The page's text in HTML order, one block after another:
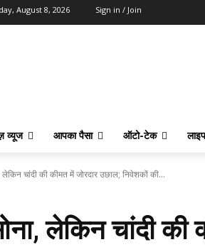
August 8, 2026 Sign in / Join
व्यूज आपका पैसा ऑटो-टेक
चांदी की कीमत में जोरदार उछाल; निवेशकों की...
लेकिन चांदी की